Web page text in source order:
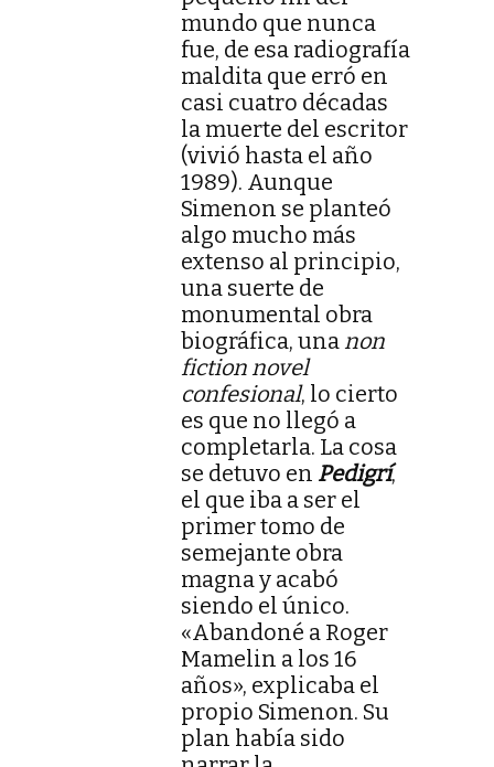
mundo que nunca
fue, de esa radiografía
maldita que erró en
casi cuatro décadas
la muerte del escritor
(vivió hasta el año
1989). Aunque
Simenon se planteó
algo mucho más
extenso al principio,
una suerte de
monumental obra
biográfica, unanon
fiction novel
confesional, lo cierto
es que no llegó a
completarla. La cosa
se detuvo en Pedigrí,
el que iba a ser el
primer tomo de
semejante obra
magna y acabó
siendo el único.
«Abandoné a Roger
Mamelin a los 16
años», explicaba el
propio Simenon. Su
plan había sido